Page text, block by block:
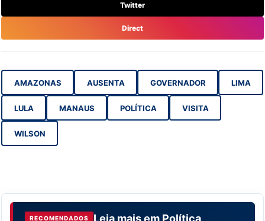
Twitter
Direct
AMAZONAS AUSENTA GOVERNADOR LIMA
LULA MANAUS POLÍTICA VISITA
WILSON
RECOMENDADOS Leia mais em Política